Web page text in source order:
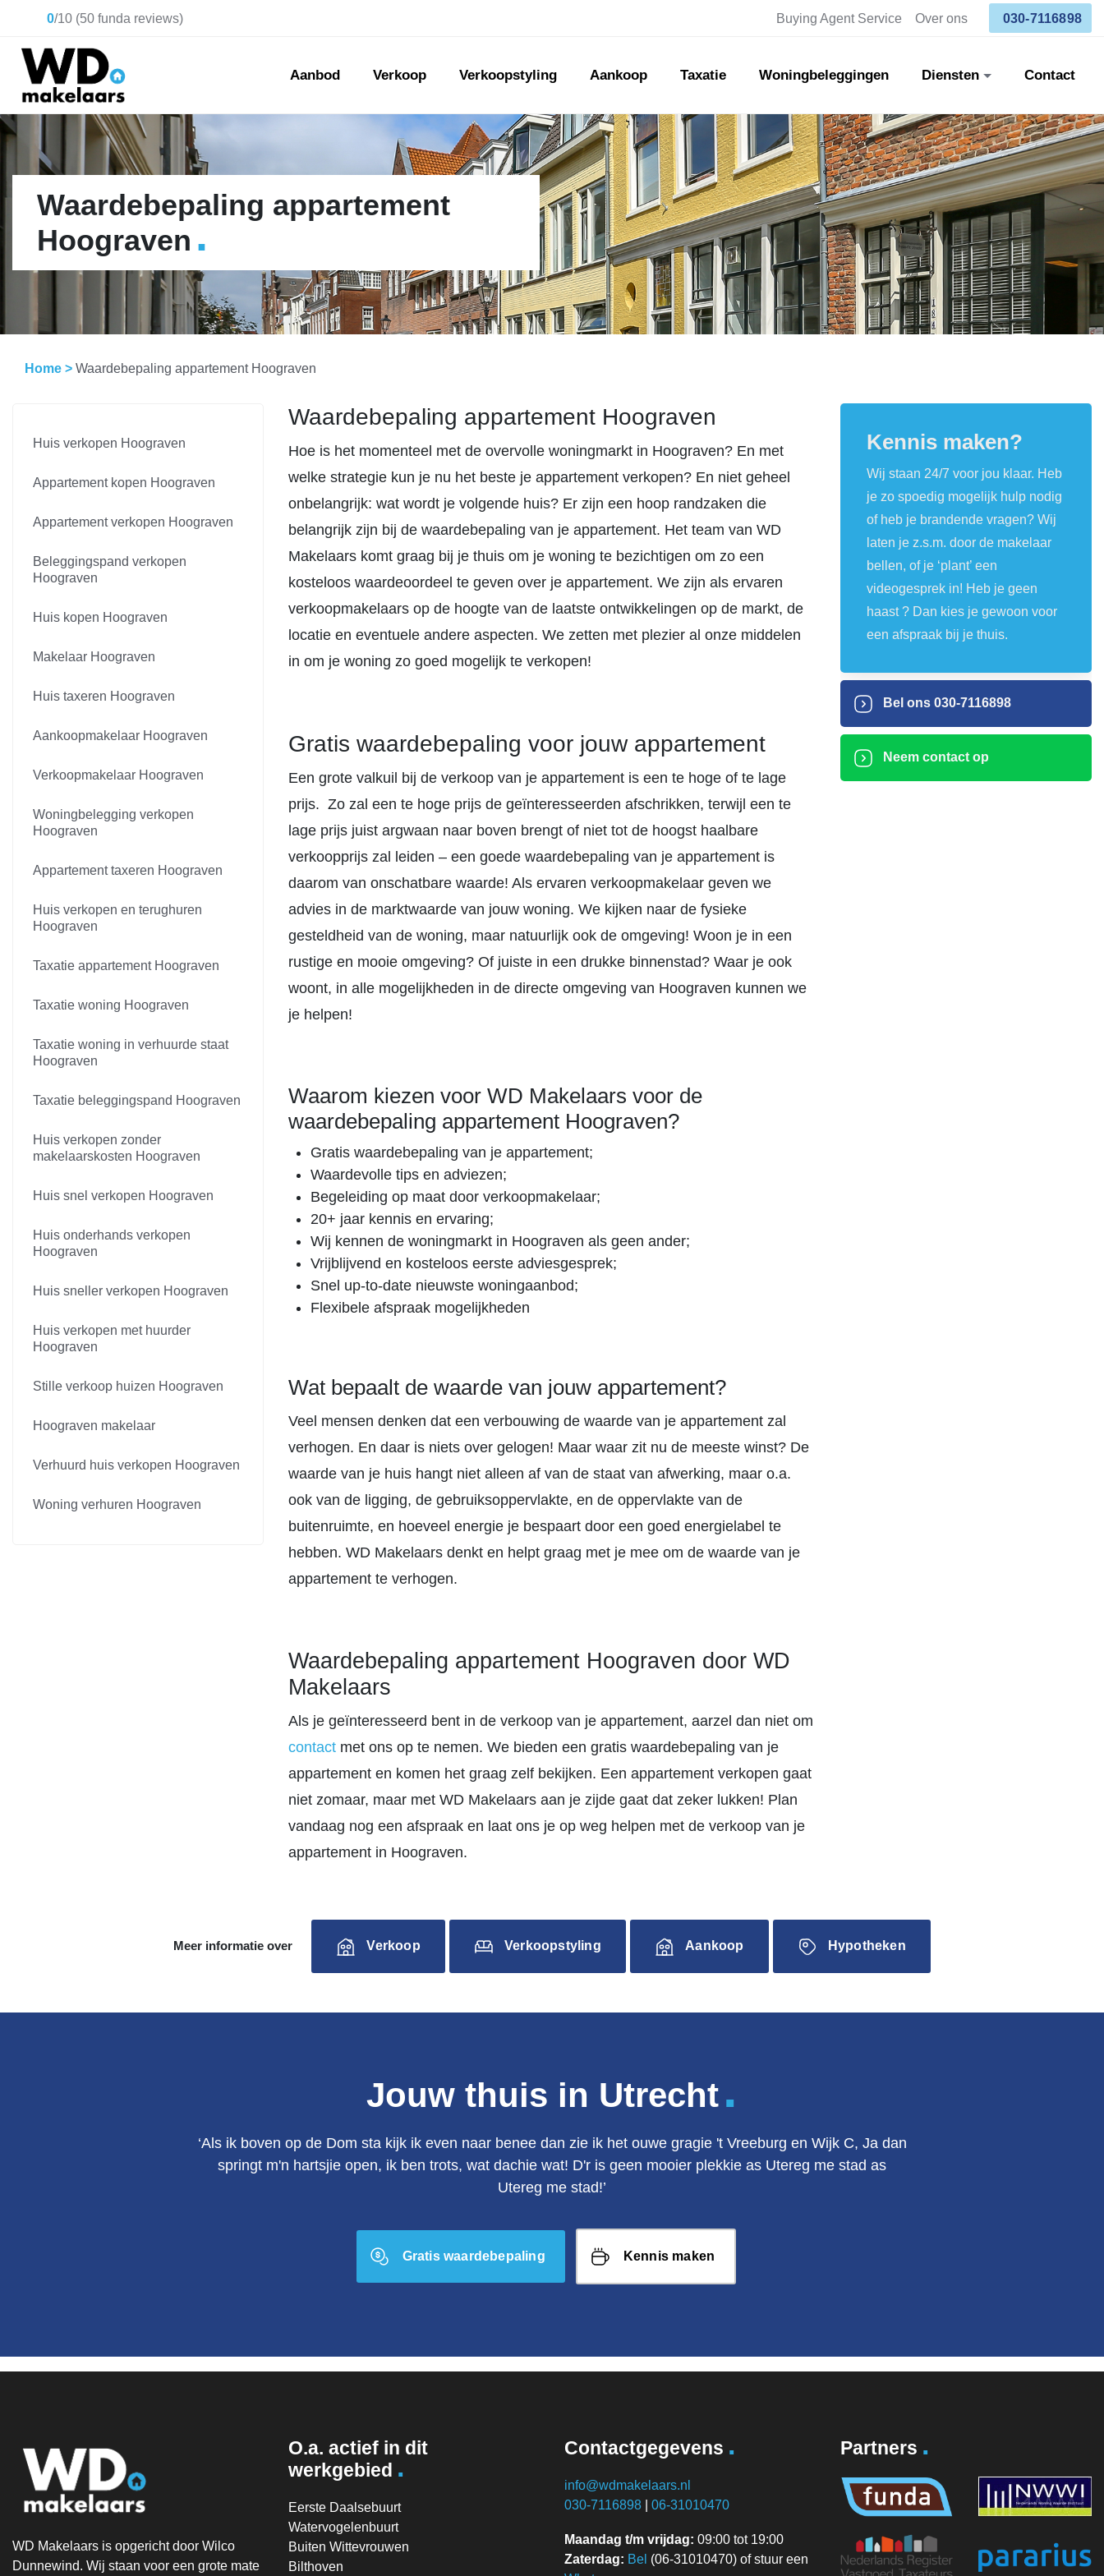
0/10 (50 funda reviews) Buying Agent Service Over ons 030-7116898
Aanbod Verkoop Verkoopstyling Aankoop Taxatie Woningbeleggingen Diensten Contact
Waardebepaling appartement
Hoograven .
Home > Waardebepaling appartement Hoograven
Huis verkopen Hoograven
Appartement kopen Hoograven
Appartement verkopen Hoograven
Beleggingspand verkopen
Hoograven
Huis kopen Hoograven
Makelaar Hoograven
Huis taxeren Hoograven
Aankoopmakelaar Hoograven
Verkoopmakelaar Hoograven
Woningbelegging verkopen
Hoograven
Appartement taxeren Hoograven
Huis verkopen en terughuren
Hoograven
Taxatie appartement Hoograven
Taxatie woning Hoograven
Taxatie woning in verhuurde staat
Hoograven
Taxatie beleggingspand Hoograven
Huis verkopen zonder
makelaarskosten Hoograven
Huis snel verkopen Hoograven
Huis onderhands verkopen
Hoograven
Huis sneller verkopen Hoograven
Huis verkopen met huurder
Hoograven
Stille verkoop huizen Hoograven
Hoograven makelaar
Verhuurd huis verkopen Hoograven
Woning verhuren Hoograven
Waardebepaling appartement Hoograven
Hoe is het momenteel met de overvolle woningmarkt in Hoograven? En met
welke strategie kun je nu het beste je appartement verkopen? En niet geheel
onbelangrijk: wat wordt je volgende huis? Er zijn een hoop randzaken die
belangrijk zijn bij de waardebepaling van je appartement. Het team van WD
Makelaars komt graag bij je thuis om je woning te bezichtigen om zo een
kosteloos waardeoordeel te geven over je appartement. We zijn als ervaren
verkoopmakelaars op de hoogte van de laatste ontwikkelingen op de markt, de
locatie en eventuele andere aspecten. We zetten met plezier al onze middelen
in om je woning zo goed mogelijk te verkopen!
Gratis waardebepaling voor jouw appartement
Een grote valkuil bij de verkoop van je appartement is een te hoge of te lage
prijs. Zo zal een te hoge prijs de geïnteresseerden afschrikken, terwijl een te
lage prijs juist argwaan naar boven brengt of niet tot de hoogst haalbare
verkoopprijs zal leiden – een goede waardebepaling van je appartement is
daarom van onschatbare waarde! Als ervaren verkoopmakelaar geven we
advies in de marktwaarde van jouw woning. We kijken naar de fysieke
gesteldheid van de woning, maar natuurlijk ook de omgeving! Woon je in een
rustige en mooie omgeving? Of juiste in een drukke binnenstad? Waar je ook
woont, in alle mogelijkheden in de directe omgeving van Hoograven kunnen we
je helpen!
Waarom kiezen voor WD Makelaars voor de
waardebepaling appartement Hoograven?
Gratis waardebepaling van je appartement;
Waardevolle tips en adviezen;
Begeleiding op maat door verkoopmakelaar;
20+ jaar kennis en ervaring;
Wij kennen de woningmarkt in Hoograven als geen ander;
Vrijblijvend en kosteloos eerste adviesgesprek;
Snel up-to-date nieuwste woningaanbod;
Flexibele afspraak mogelijkheden
Wat bepaalt de waarde van jouw appartement?
Veel mensen denken dat een verbouwing de waarde van je appartement zal
verhogen. En daar is niets over gelogen! Maar waar zit nu de meeste winst? De
waarde van je huis hangt niet alleen af van de staat van afwerking, maar o.a.
ook van de ligging, de gebruiksoppervlakte, en de oppervlakte van de
buitenruimte, en hoeveel energie je bespaart door een goed energielabel te
hebben. WD Makelaars denkt en helpt graag met je mee om de waarde van je
appartement te verhogen.
Waardebepaling appartement Hoograven door WD
Makelaars
Als je geïnteresseerd bent in de verkoop van je appartement, aarzel dan niet om
contact met ons op te nemen. We bieden een gratis waardebepaling van je
appartement en komen het graag zelf bekijken. Een appartement verkopen gaat
niet zomaar, maar met WD Makelaars aan je zijde gaat dat zeker lukken! Plan
vandaag nog een afspraak en laat ons je op weg helpen met de verkoop van je
appartement in Hoograven.
Kennis maken?
Wij staan 24/7 voor jou klaar. Heb
je zo spoedig mogelijk hulp nodig
of heb je brandende vragen? Wij
laten je z.s.m. door de makelaar
bellen, of je ‘plant’ een
videogesprek in! Heb je geen
haast ? Dan kies je gewoon voor
een afspraak bij je thuis.
Bel ons 030-7116898
Neem contact op
Meer informatie over Verkoop Verkoopstyling Aankoop Hypotheken
Jouw thuis in Utrecht.
‘Als ik boven op de Dom sta kijk ik even naar benee dan zie ik het ouwe gragie 't Vreeburg en Wijk C, Ja dan
springt m'n hartsjie open, ik ben trots, wat dachie wat! D'r is geen mooier plekkie as Utereg me stad as
Utereg me stad!’
Gratis waardebepaling Kennis maken
WD Makelaars is opgericht door Wilco
Dunnewind. Wij staan voor een grote mate
O.a. actief in dit
werkgebied .
Eerste Daalsebuurt
Watervogelenbuurt
Buiten Wittevrouwen
Bilthoven
Contactgegevens .
info@wdmakelaars.nl
030-7116898
06-31010470
Maandag t/m vrijdag: 09:00 tot 19:00
Zaterdag: Bel (06-31010470) of stuur een
Partners .